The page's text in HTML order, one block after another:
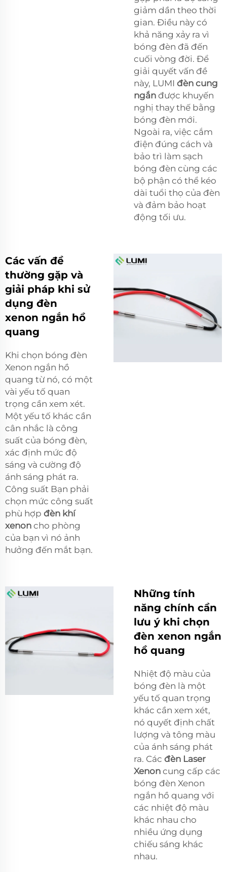
giảm dần theo thời
gian. Điều này có
khả năng xảy ra vì
bóng đèn đã đến
cuối vòng đời. Để
giải quyết vấn đề
này, LUMI đèn cung
ngắn được khuyến
nghị thay thế bằng
bóng đèn mới.
Ngoài ra, việc cắm
điện đúng cách và
bảo trì làm sạch
bóng đèn cùng các
bộ phận có thể kéo
dài tuổi thọ của đèn
và đảm bảo hoạt
động tối ưu.
Các vấn đề
thường gặp và
giải pháp khi sử
dụng đèn
xenon ngắn hồ
quang
Khi chọn bóng đèn
Xenon ngắn hồ
quang từ nó, có một
vài yếu tố quan
trọng cần xem xét.
Một yếu tố khác cần
cân nhắc là công
suất của bóng đèn,
xác định mức độ
sáng và cường độ
ánh sáng phát ra.
Công suất Bạn phải
chọn mức công suất
phù hợp đèn khí
xenon cho phòng
của bạn vì nó ảnh
hưởng đến mắt bạn.
Những tính
năng chính cần
lưu ý khi chọn
đèn xenon ngắn
hồ quang
Nhiệt độ màu của
bóng đèn là một
yếu tố quan trọng
khác cần xem xét,
nó quyết định chất
lượng và tông màu
của ánh sáng phát
ra. Các đèn Laser
Xenon cung cấp các
bóng đèn Xenon
ngắn hồ quang với
các nhiệt độ màu
khác nhau cho
nhiều ứng dụng
chiếu sáng khác
nhau.